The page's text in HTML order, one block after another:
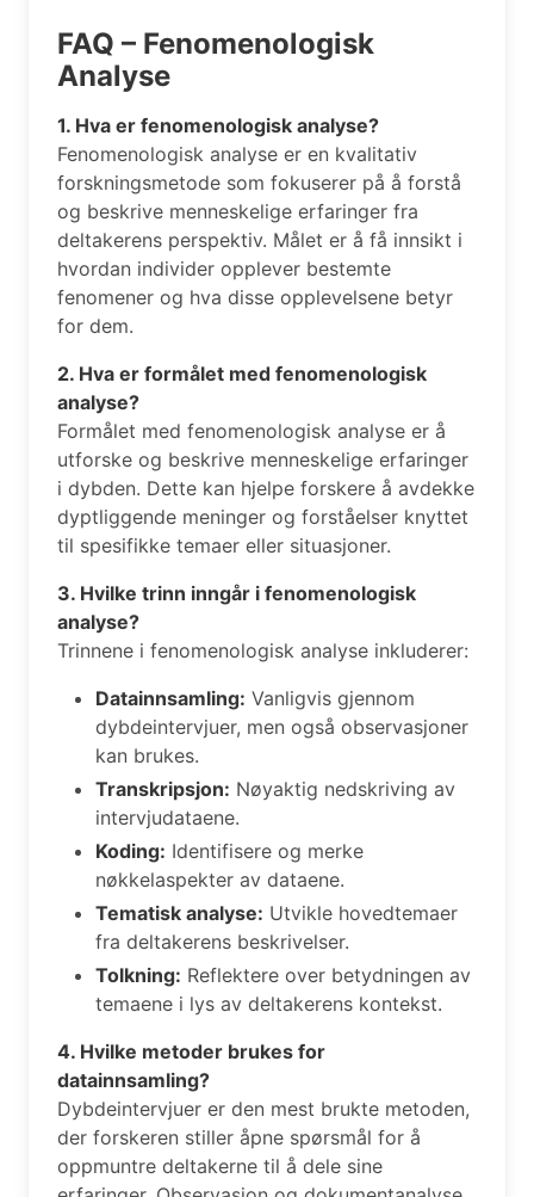
FAQ – Fenomenologisk
Analyse
1. Hva er fenomenologisk analyse?
Fenomenologisk analyse er en kvalitativ
forskningsmetode som fokuserer på å forstå
og beskrive menneskelige erfaringer fra
deltakerens perspektiv. Målet er å få innsikt i
hvordan individer opplever bestemte
fenomener og hva disse opplevelsene betyr
for dem.
2. Hva er formålet med fenomenologisk
analyse?
Formålet med fenomenologisk analyse er å
utforske og beskrive menneskelige erfaringer
i dybden. Dette kan hjelpe forskere å avdekke
dyptliggende meninger og forståelser knyttet
til spesifikke temaer eller situasjoner.
3. Hvilke trinn inngår i fenomenologisk
analyse?
Trinnene i fenomenologisk analyse inkluderer:
Datainnsamling: Vanligvis gjennom
dybdeintervjuer, men også observasjoner
kan brukes.
Transkripsjon: Nøyaktig nedskriving av
intervjudataene.
Koding: Identifisere og merke
nøkkelaspekter av dataene.
Tematisk analyse: Utvikle hovedtemaer
fra deltakerens beskrivelser.
Tolkning: Reflektere over betydningen av
temaene i lys av deltakerens kontekst.
4. Hvilke metoder brukes for
datainnsamling?
Dybdeintervjuer er den mest brukte metoden,
der forskeren stiller åpne spørsmål for å
oppmuntre deltakerne til å dele sine